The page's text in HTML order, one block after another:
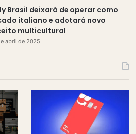
Brasil deixará de operar como
italiano e adotará novo
multicultural
abril de 2025